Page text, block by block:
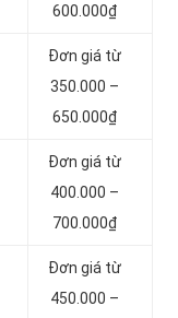
600.000₫
Đơn giá từ
350.000 –
650.000₫
Đơn giá từ
400.000 –
700.000₫
Đơn giá từ
450.000 –